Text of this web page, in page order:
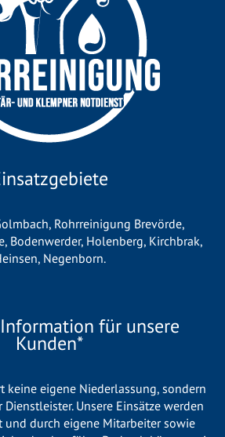
, Rohrreinigung Brevörde,
, Bodenwerder, Holenberg, Kirchbrak,
, Negenborn.
für unsere
Kunden*
keine eigene Niederlassung, sondern
Unsere Einsätze werden
durch eigene Mitarbeiter sowie